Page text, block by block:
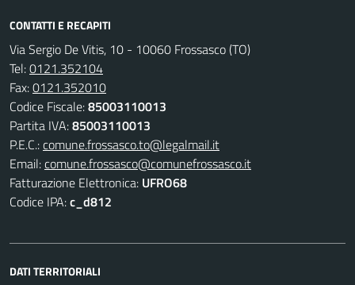
CONTATTI E RECAPITI
Via Sergio De Vitis, 10 - 10060 Frossasco (TO)
Tel:0121.352104
Fax:0121.352010
Codice Fiscale:85003110013
Partita IVA:85003110013
P.E.C.:comune.frossasco.to@legalmail.it
Email:comune.frossasco@comunefrossasco.it
Fatturazione Elettronica: UFRO68
Codice IPA:c_d812
DATI TERRITORIALI